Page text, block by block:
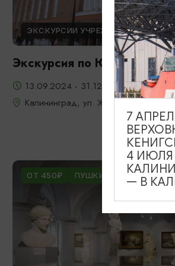
ЭКСКУРСИИ УЧРЕЖДЕНИЙ
Экскурсия по Южному
13.09.2024 - 31.12.2026
Калининград, ул.
ОТ 450₽ ПУШКИНСКАЯ КАРТА
7
4 ИЮЛЯ
— В